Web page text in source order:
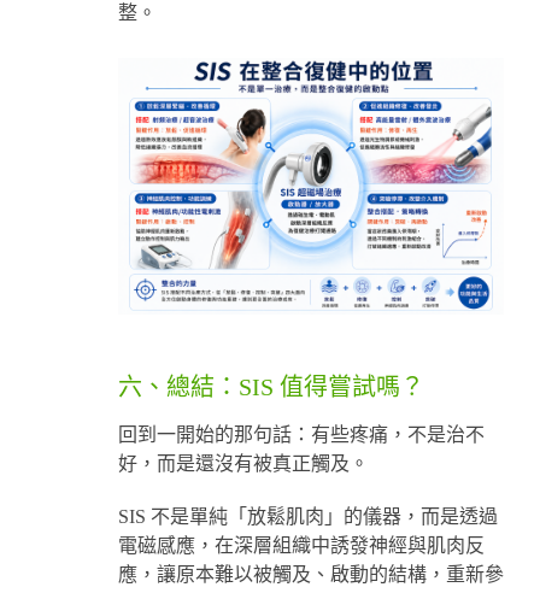
整。
六、總結：SIS 值得嘗試嗎？
回到一開始的那句話：有些疼痛，不是治不
好，而是還沒有被真正觸及。
SIS 不是單純「放鬆肌肉」的儀器，而是透過
電磁感應，在深層組織中誘發神經與肌肉反
應，讓原本難以被觸及、啟動的結構，重新參